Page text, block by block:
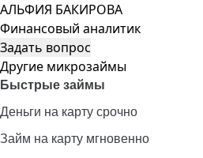
АЛЬФИЯ БАКИРОВА
Финансовый аналитик
Задать вопрос
Другие микрозаймы
Быстрые займы
Деньги на карту срочно
Займ на карту мгновенно